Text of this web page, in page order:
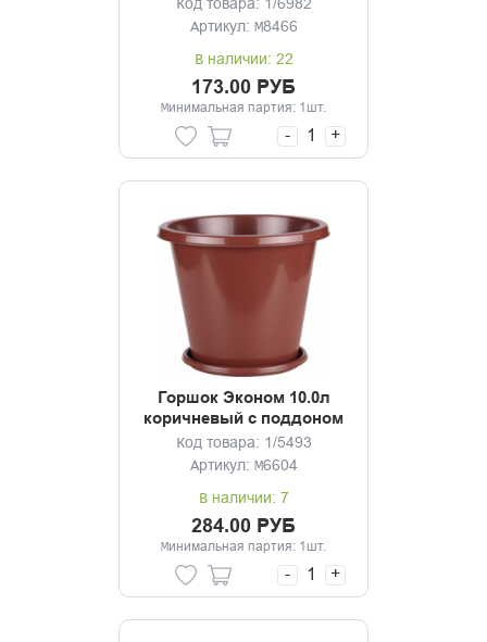
Код товара: 1/6982
Артикул: М8466
В наличии: 22
173.00 РУБ
Минимальная партия: 1шт.
- +
Горшок Эконом 10.0л
коричневый с поддоном
Код товара: 1/5493
Артикул: М6604
В наличии: 7
284.00 РУБ
Минимальная партия: 1шт.
- +